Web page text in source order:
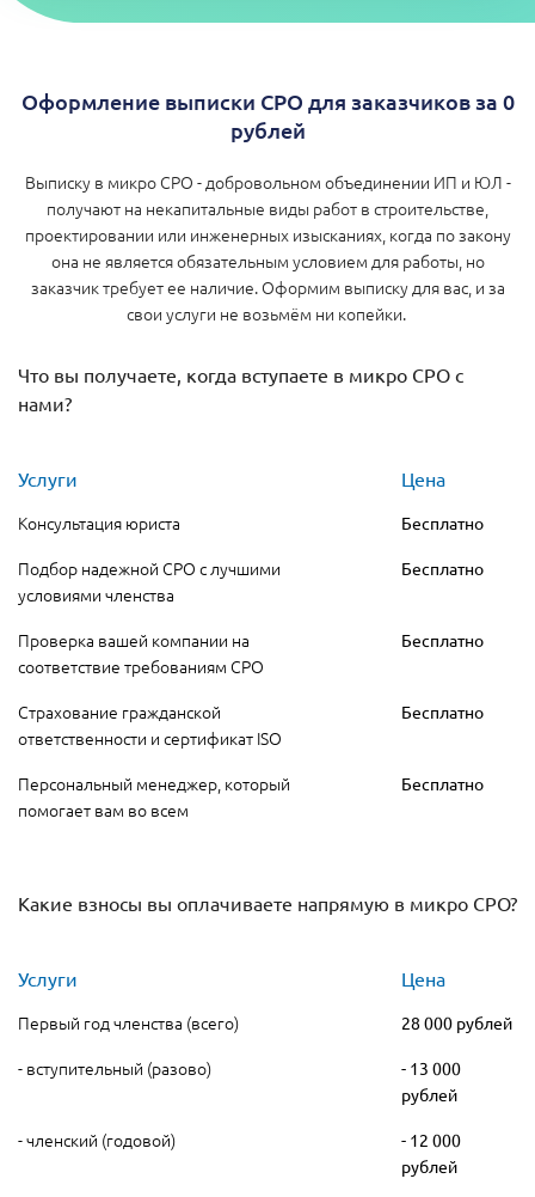
Оформление выписки СРО для заказчиков за 0
рублей
Выписку в микро СРО - добровольном объединении ИП и ЮЛ -
получают на некапитальные виды работ в строительстве,
проектировании или инженерных изысканиях, когда по закону
она не является обязательным условием для работы, но
заказчик требует ее наличие. Оформим выписку для вас, и за
свои услуги не возьмём ни копейки.
Что вы получаете, когда вступаете в микро СРО с
нами?
Услуги
Цена
Консультация юриста
Бесплатно
Подбор надежной СРО с лучшими
условиями членства
Бесплатно
Проверка вашей компании на
соответствие требованиям СРО
Бесплатно
Страхование гражданской
ответственности и сертификат ISO
Бесплатно
Персональный менеджер, который
помогает вам во всем
Бесплатно
Какие взносы вы оплачиваете напрямую в микро СРО?
Услуги
Цена
Первый год членства (всего)
28 000 рублей
- вступительный (разово)
- 13 000
рублей
- членский (годовой)
- 12 000
рублей